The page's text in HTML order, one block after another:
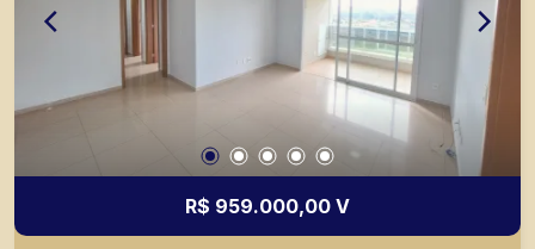
R$ 959.000,00 V